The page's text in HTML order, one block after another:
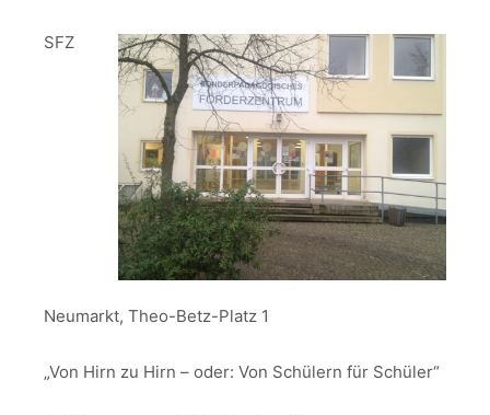
SFZ
Neumarkt, Theo-Betz-Platz 1
„Von Hirn zu Hirn – oder: Von Schülern für Schüler“